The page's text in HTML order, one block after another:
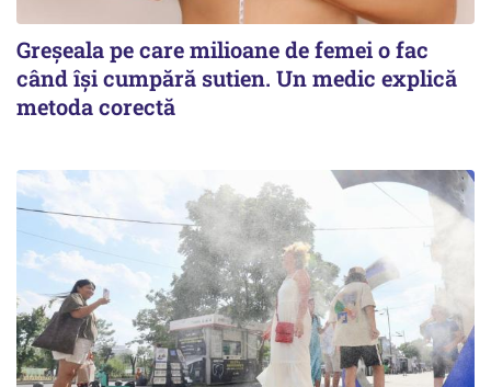
Greșeala pe care milioane de femei o fac
când își cumpără sutien. Un medic explică
metoda corectă